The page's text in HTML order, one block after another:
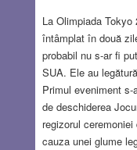
La Olimpiada
întâmplat în două
probabil nu s-ar fi
SUA. Ele au
Primul eveniment
de deschiderea
regizorul
cauza unei glume